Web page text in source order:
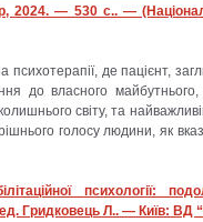
2024. — 530 с.. —
де пацієнт,
до власного
світу, та
голосу людини, як
психології:
Гридковець Л.. — Київ: